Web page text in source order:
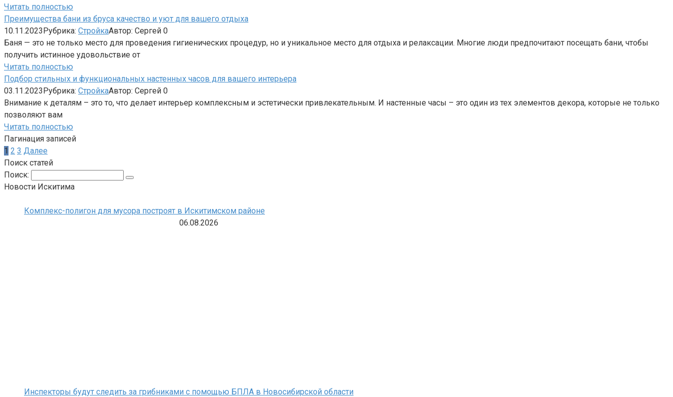
Читать полностью
Преимущества бани из бруса качество и уют для вашего отдыха
10.11.2023Рубрика: СтройкаАвтор: Сергей 0
Баня — это не только место для проведения гигиенических процедур, но и уникальное место для отдыха и релаксации. Многие люди предпочитают посещать бани, чтобы
получить истинное удовольствие от
Читать полностью
Подбор стильных и функциональных настенных часов для вашего интерьера
03.11.2023Рубрика: СтройкаАвтор: Сергей 0
Внимание к деталям – это то, что делает интерьер комплексным и эстетически привлекательным. И настенные часы – это один из тех элементов декора, которые не только
позволяют вам
Читать полностью
Пагинация записей
1 2 3 Далее
Поиск статей
Поиск:
Новости Искитима
Комплекс-полигон для мусора построят в Искитимском районе
06.08.2026
Инспекторы будут следить за грибниками с помощью БПЛА в Новосибирской области